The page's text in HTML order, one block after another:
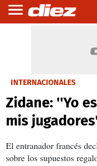
INTERNACIONALES
Zidane: ''Yo
mis
El entranador francés
sobre los supuestos